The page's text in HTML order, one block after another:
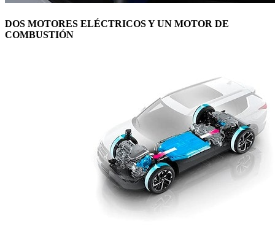
DOS MOTORES ELÉCTRICOS Y UN MOTOR DE
COMBUSTIÓN